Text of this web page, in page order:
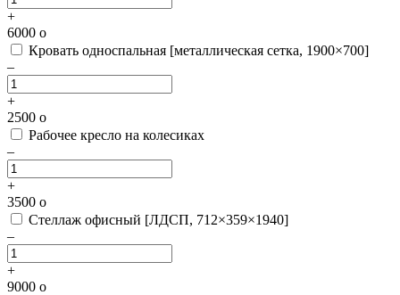
+
6000 o
Кровать односпальная [металлическая сетка, 1900×700]
–
+
2500 o
Рабочее кресло на колесиках
–
+
3500 o
Стеллаж офисный [ЛДСП, 712×359×1940]
–
+
9000 o